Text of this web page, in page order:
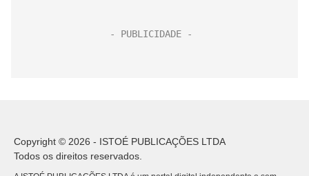
Copyright © 2026 - ISTOÉ PUBLICAÇÕES LTDA
Todos os direitos reservados.